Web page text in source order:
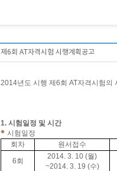
제6회 AT자격시험 시행계획공고
2014년도 시행 제6회 AT자격시험의
한국
1. 시험일정 및 시간
시험일정
회차
원서접수
6회
2014. 3. 10 (월)
~2014. 3. 19 (수)